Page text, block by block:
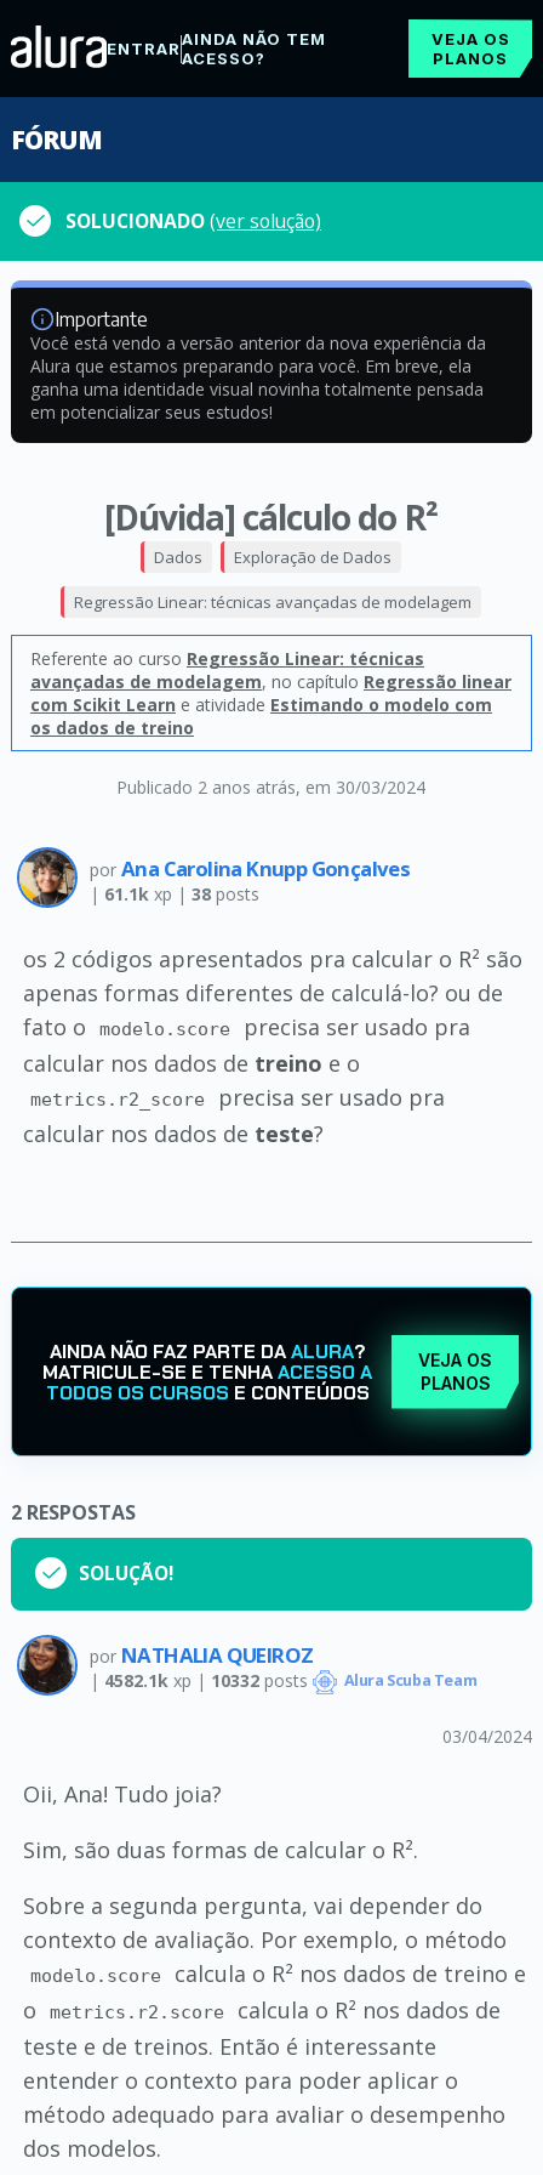
ENTRARAINDA NÃO TEM
ACESSO?
VEJA OS
PLANOS
FÓRUM
SOLUCIONADO(ver solução)
Importante
Você está vendo a versão anterior da nova experiência da
Alura que estamos preparando para você. Em breve, ela
ganha uma identidade visual novinha totalmente pensada
em potencializar seus estudos!
[Dúvida] cálculo do R²
Publicado 2 anos atrás, em 30/03/2024
Dados Exploração de Dados
Regressão Linear: técnicas avançadas de modelagem
Referente ao curso Regressão Linear: técnicas
avançadas de modelagem, no capítulo Regressão linear
com Scikit Learn e atividade Estimando o modelo com
os dados de treino
por Ana Carolina Knupp Gonçalves
| 61.1kxp | 38posts
os 2 códigos apresentados pra calcular o R² são
apenas formas diferentes de calculá-lo? ou de
fato o
modelo.score
precisa ser usado pra
calcular nos dados de treino e o
metrics.r2_score
precisa ser usado pra
calcular nos dados de teste?
AINDA NÃO FAZ PARTE DAALURA?
MATRICULE-SE E TENHAACESSO A
TODOS OS CURSOS E CONTEÚDOS
VEJA OS
PLANOS
2 RESPOSTAS
SOLUÇÃO!
por NATHALIA QUEIROZ
| 4582.1k xp | 10332posts Alura Scuba Team
03/04/2024
Oii, Ana! Tudo joia?
Sim, são duas formas de calcular o R².
Sobre a segunda pergunta, vai depender do
contexto de avaliação. Por exemplo, o método
modelo.score
calcula o R² nos dados de treino e
o
metrics.r2.score
calcula o R² nos dados de
teste e de treinos. Então é interessante
entender o contexto para poder aplicar o
método adequado para avaliar o desempenho
dos modelos.